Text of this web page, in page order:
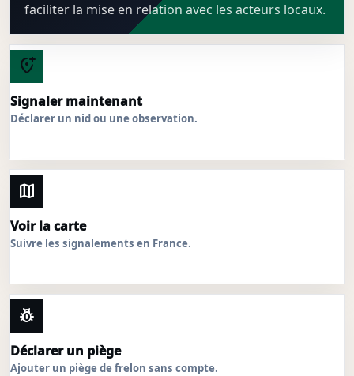
faciliter la mise en relation avec les acteurs locaux.
add_location_alt
Signaler maintenant
Déclarer un nid ou une observation.
map
Voir la carte
Suivre les signalements en France.
pest_control
Déclarer un piège
Ajouter un piège de frelon sans compte.